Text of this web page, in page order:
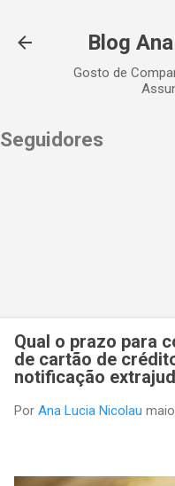
Blog
Gosto de
Seguidores
Qual o prazo para
de cartão de
notificação
Por Ana Lucia Nicolau